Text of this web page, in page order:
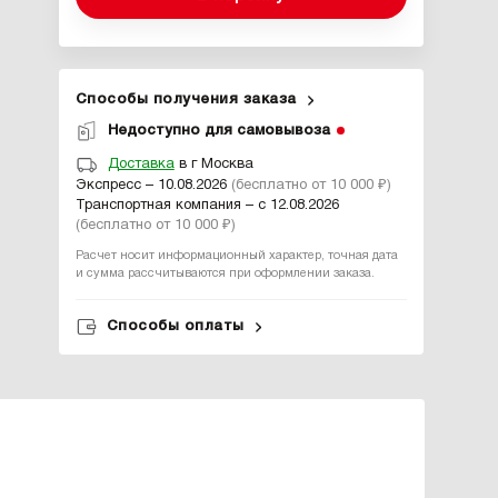
Способы получения заказа
Недоступно для самовывоза
Доставкав г Москва
Экспресс – 10.08.2026 (бесплатно от 10 000 ₽)
Транспортная компания – с 12.08.2026
(бесплатно от 10 000 ₽)
Расчет носит информационный характер, точная дата
и сумма рассчитываются при оформлении заказа.
Способы оплаты